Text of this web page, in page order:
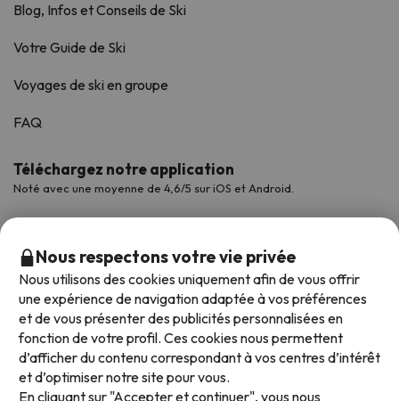
Blog, Infos et Conseils de Ski
Votre Guide de Ski
Voyages de ski en groupe
FAQ
Téléchargez notre application
Noté avec une moyenne de 4,6/5 sur iOS et Android.
Modes de paiement disponibles
Nous respectons votre vie privée
Nous utilisons des cookies uniquement afin de vous offrir
une expérience de navigation adaptée à vos préférences
et de vous présenter des publicités personnalisées en
fonction de votre profil. Ces cookies nous permettent
d’afficher du contenu correspondant à vos centres d’intérêt
et d’optimiser notre site pour vous.
En cliquant sur "Accepter et continuer", vous nous